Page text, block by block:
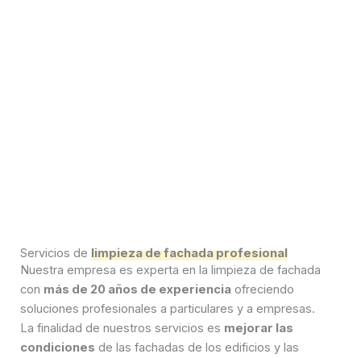
Servicios de limpieza de fachada profesional
Nuestra empresa es experta en la limpieza de fachada
con más de 20 años de experiencia ofreciendo
soluciones profesionales a particulares y a empresas.
La finalidad de nuestros servicios es mejorar las
condiciones de las fachadas de los edificios y las